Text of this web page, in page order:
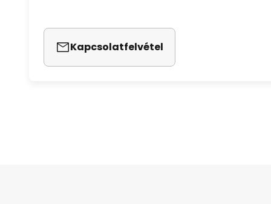
Kapcsolatfelvétel